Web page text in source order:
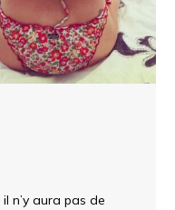
n’y aura pas de